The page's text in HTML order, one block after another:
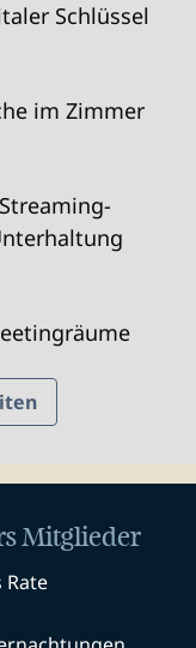
Schlüssel
im Zimmer
Streaming-
Mitglieder